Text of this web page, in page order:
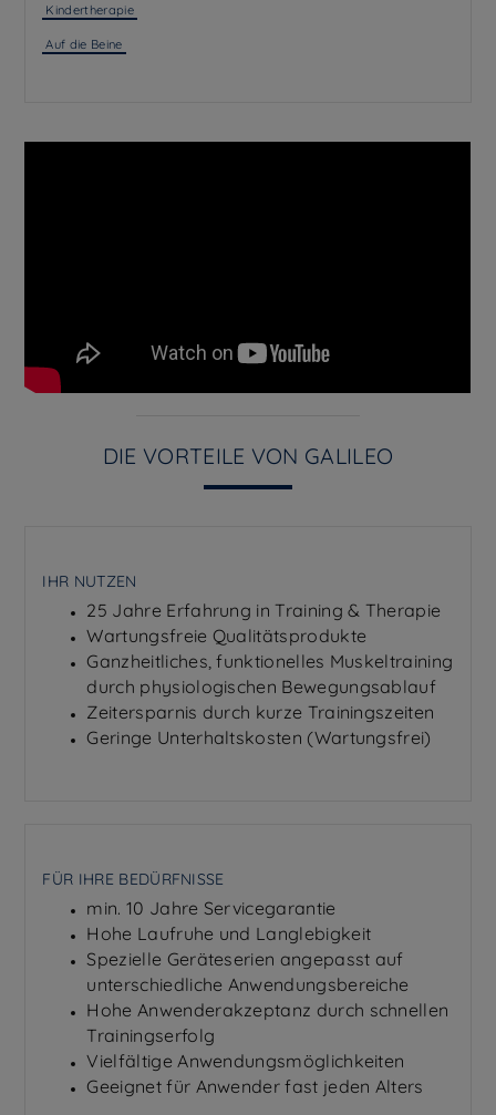
Kindertherapie
Auf die Beine
DIE VORTEILE VON GALILEO
IHR NUTZEN
25 Jahre Erfahrung in Training & Therapie
Wartungsfreie Qualitätsprodukte
Ganzheitliches, funktionelles Muskeltraining
durch physiologischen Bewegungsablauf
Zeitersparnis durch kurze Trainingszeiten
Geringe Unterhaltskosten (Wartungsfrei)
FÜR IHRE BEDÜRFNISSE
min. 10 Jahre Servicegarantie
Hohe Laufruhe und Langlebigkeit
Spezielle Geräteserien angepasst auf
unterschiedliche Anwendungsbereiche
Hohe Anwenderakzeptanz durch schnellen
Trainingserfolg
Vielfältige Anwendungsmöglichkeiten
Geeignet für Anwender fast jeden Alters